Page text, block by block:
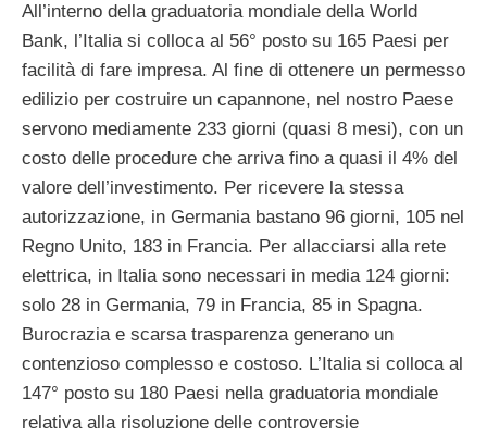
All’interno della graduatoria mondiale della World
Bank, l’Italia si colloca al 56° posto su 165 Paesi per
facilità di fare impresa. Al fine di ottenere un permesso
edilizio per costruire un capannone, nel nostro Paese
servono mediamente 233 giorni (quasi 8 mesi), con un
costo delle procedure che arriva fino a quasi il 4% del
valore dell’investimento. Per ricevere la stessa
autorizzazione, in Germania bastano 96 giorni, 105 nel
Regno Unito, 183 in Francia. Per allacciarsi alla rete
elettrica, in Italia sono necessari in media 124 giorni:
solo 28 in Germania, 79 in Francia, 85 in Spagna.
Burocrazia e scarsa trasparenza generano un
contenzioso complesso e costoso. L’Italia si colloca al
147° posto su 180 Paesi nella graduatoria mondiale
relativa alla risoluzione delle controversie